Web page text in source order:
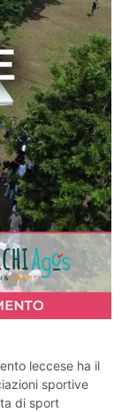
leccese ha il
sportive
di sport